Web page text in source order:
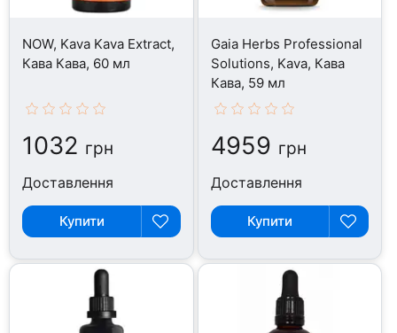
NOW, Kava Kava Extract,
Кава Кава, 60 мл
1032 грн
Доставлення
Купити
Gaia Herbs Professional
Solutions, Kava, Кава
Кава, 59 мл
4959 грн
Доставлення
Купити